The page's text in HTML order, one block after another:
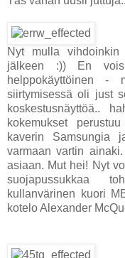
Nyt mulla
jälkeen :)) En
helppokäyttöinen -
siirtymisessä oli just
koskestusnäyttöä..
kokemukset
kaverin Samsungia
varmaan vartin
asiaan. Mut hei! Nyt
suojapussukkaa
kullanvärinen kuori
kotelo Alexander